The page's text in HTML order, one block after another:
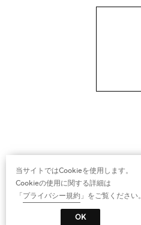
当サイトではCookieを使用します。
Cookieの使用に関する詳細は
「プライバシー規約 」をご覧ください。
OK